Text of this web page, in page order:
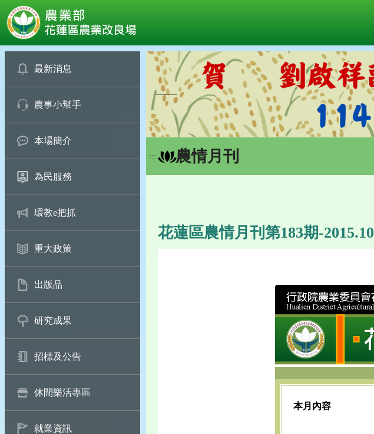
最新消息
農事小幫手
本場簡介
為民服務
環教e把抓
重大政策
出版品
研究成果
招標及公告
休閒樂活專區
就業資訊
::: 農情月刊
花蓮區農情月刊第183期-2015.10
本月內容